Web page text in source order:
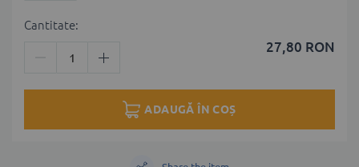
27,80 RON
Cantitate:
ADAUGĂ ÎN COȘ